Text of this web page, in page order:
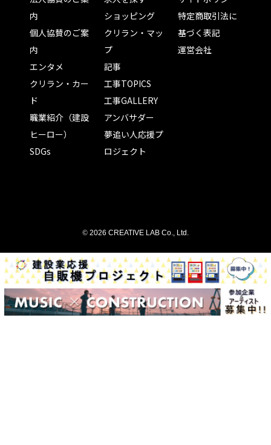
内
個人協賛のご案
内
エンタメ
クリラン・カー
ド
職業紹介（建設
ヒーロー）
SDGs
ショッピング
クリラン・マッ
プ
記事
工事TOPICS
工事GALLERY
アンバサダー
夢追い人応援プ
ロジェクト
特定商取引法に
基づく表記
運営会社
© 2026 CREATIVE LAB Co., Ltd.